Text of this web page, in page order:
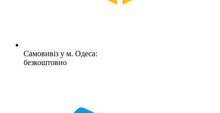
Самовивіз у м. Одеса:
безкоштовно